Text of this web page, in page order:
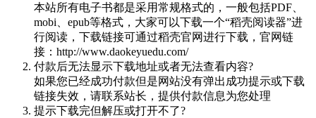
本站所有电子书都是采用常规格式的，一般包括PDF、
mobi、epub等格式，大家可以下载一个“稻壳阅读器”进
行阅读，下载链接可通过稻壳官网进行下载，官网链
接：http://www.daokeyuedu.com/
付款后无法显示下载地址或者无法查看内容?
如果您已经成功付款但是网站没有弹出成功提示或下载
链接失效，请联系站长，提供付款信息为您处理
提示下载完但解压或打开不了?